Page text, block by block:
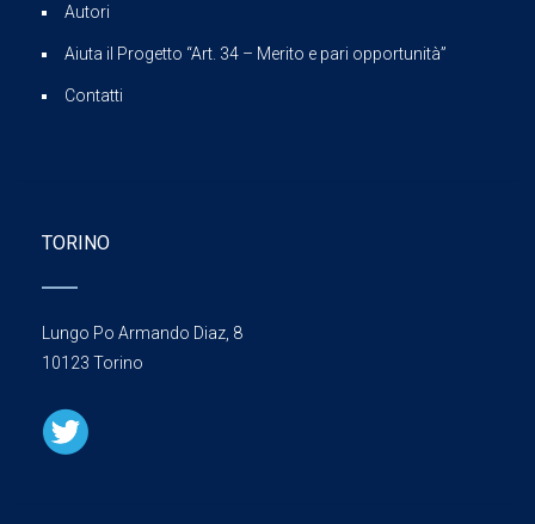
Autori
Aiuta il Progetto “Art. 34 – Merito e pari opportunità”
Contatti
TORINO
Lungo Po Armando Diaz, 8
10123 Torino